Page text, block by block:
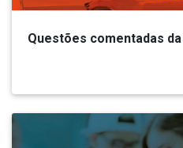
Questões comentadas